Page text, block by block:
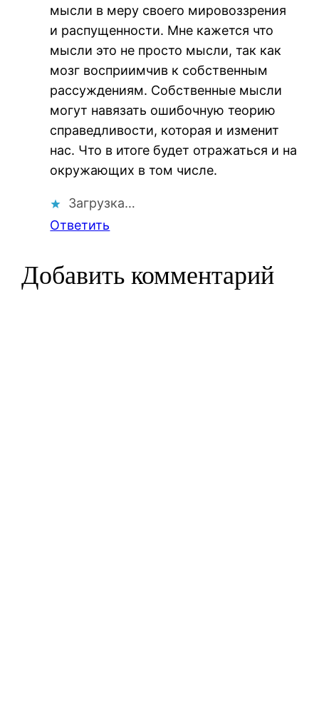
мысли в меру своего мировоззрения
и распущенности. Мне кажется что
мысли это не просто мысли, так как
мозг восприимчив к собственным
рассуждениям. Собственные мысли
могут навязать ошибочную теорию
справедливости, которая и изменит
нас. Что в итоге будет отражаться и на
окружающих в том числе.
Загрузка…
Ответить
Добавить комментарий